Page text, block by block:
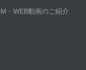
・WEB動画のご紹介